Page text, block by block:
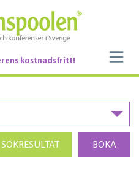
kostnadsfritt!
BOKA